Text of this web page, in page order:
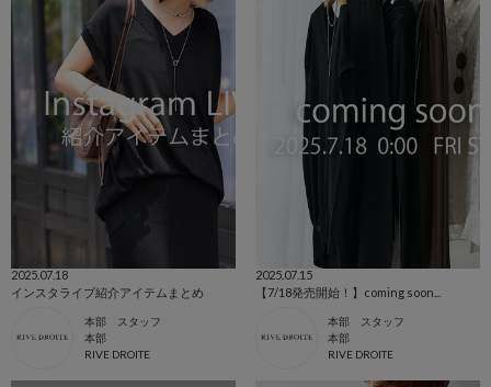
2025.07.18
インスタライブ紹介アイテムまとめ
本部 スタッフ
本部
RIVE DROITE
2025.07.15
【7/18発売開始！】coming soon...
本部 スタッフ
本部
RIVE DROITE